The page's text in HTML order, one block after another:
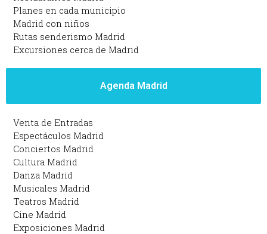
Planes en cada municipio
Madrid con niños
Rutas senderismo Madrid
Excursiones cerca de Madrid
Agenda Madrid
Venta de Entradas
Espectáculos Madrid
Conciertos Madrid
Cultura Madrid
Danza Madrid
Musicales Madrid
Teatros Madrid
Cine Madrid
Exposiciones Madrid